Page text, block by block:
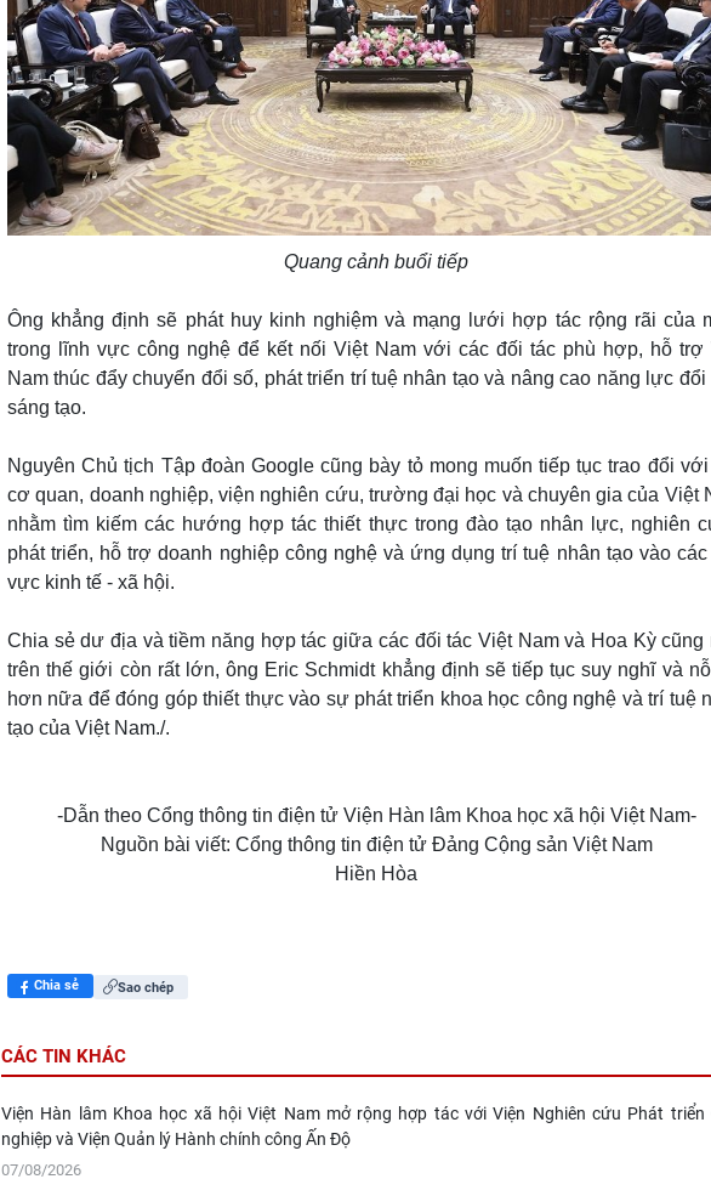
Quang cảnh buổi tiếp
Ông khẳng định sẽ phát huy kinh nghiệm và mạng lưới hợp tác rộng rãi của
trong lĩnh vực công nghệ để kết nối Việt Nam với các đối tác phù hợp, hỗ trợ
Nam thúc đẩy chuyển đổi số, phát triển trí tuệ nhân tạo và nâng cao năng lực đổi
sáng tạo.
Nguyên Chủ tịch Tập đoàn Google cũng bày tỏ mong muốn tiếp tục trao đổi
cơ quan, doanh nghiệp, viện nghiên cứu, trường đại học và chuyên gia của Việt
nhằm tìm kiếm các hướng hợp tác thiết thực trong đào tạo nhân lực, nghiên
phát triển, hỗ trợ doanh nghiệp công nghệ và ứng dụng trí tuệ nhân tạo vào các
vực kinh tế - xã hội.
Chia sẻ dư địa và tiềm năng hợp tác giữa các đối tác Việt Nam và Hoa Kỳ cũng
trên thế giới còn rất lớn, ông Eric Schmidt khẳng định sẽ tiếp tục suy nghĩ và
hơn nữa để đóng góp thiết thực vào sự phát triển khoa học công nghệ và trí tuệ
tạo của Việt Nam./.
-Dẫn theo Cổng thông tin điện tử Viện Hàn lâm Khoa học xã hội Việt Nam-
Nguồn bài viết: Cổng thông tin điện tử Đảng Cộng sản Việt Nam
Hiền Hòa
Chia sẻ Sao chép
CÁC TIN KHÁC
Viện Hàn lâm Khoa học xã hội Việt Nam mở rộng hợp tác với Viện Nghiên cứu Phát triển
nghiệp và Viện Quản lý Hành chính công Ấn Độ
07/08/2026